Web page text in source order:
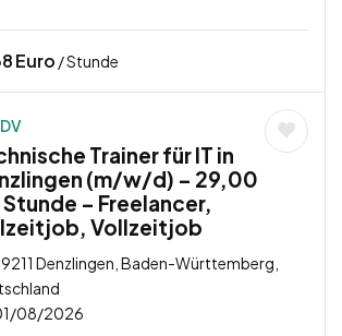
Euro / Stunde
Trainer für IT in
(m/w/d) – 29,00
– Freelancer,
Vollzeitjob
Denzlingen, Baden-Württemberg,
08/2026